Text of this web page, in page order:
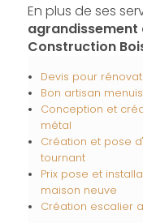
En plus de ses
agrandissement
Construction
Devis pour
Bon artisan
Conception et
métal
Création et pose
tournant
Prix pose et
maison neuve
Création escalier